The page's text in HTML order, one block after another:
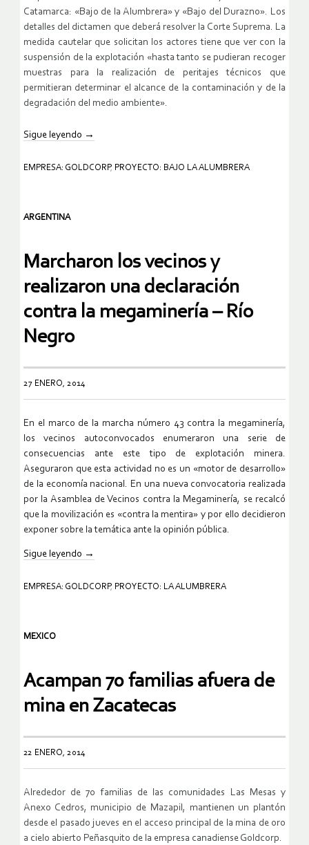
Catamarca: «Bajo de la Alumbrera» y «Bajo del Durazno». Los
detalles del dictamen que deberá resolver la Corte Suprema. La
medida cautelar que solicitan los actores tiene que ver con la
suspensión de la explotación «hasta tanto se pudieran recoger
muestras para la realización de peritajes técnicos que
permitieran determinar el alcance de la contaminación y de la
degradación del medio ambiente».
Sigue leyendo →
EMPRESA: GOLDCORP, PROYECTO: BAJO LA ALUMBRERA
ARGENTINA
Marcharon los vecinos y
realizaron una declaración
contra la megaminería – Río
Negro
27 ENERO, 2014
En el marco de la marcha número 43 contra la megaminería,
los vecinos autoconvocados enumeraron una serie de
consecuencias ante este tipo de explotación minera.
Aseguraron que esta actividad no es un «motor de desarrollo»
de la economía nacional. En una nueva convocatoria realizada
por la Asamblea de Vecinos contra la Megaminería, se recalcó
que la movilización es «contra la mentira» y por ello decidieron
exponer sobre la temática ante la opinión pública.
Sigue leyendo →
EMPRESA: GOLDCORP, PROYECTO: LA ALUMBRERA
MEXICO
Acampan 70 familias afuera de
mina en Zacatecas
22 ENERO, 2014
Alrededor de 70 familias de las comunidades Las Mesas y
Anexo Cedros, municipio de Mazapil, mantienen un plantón
desde el pasado jueves en el acceso principal de la mina de oro
a cielo abierto Peñasquito de la empresa canadiense Goldcorp.